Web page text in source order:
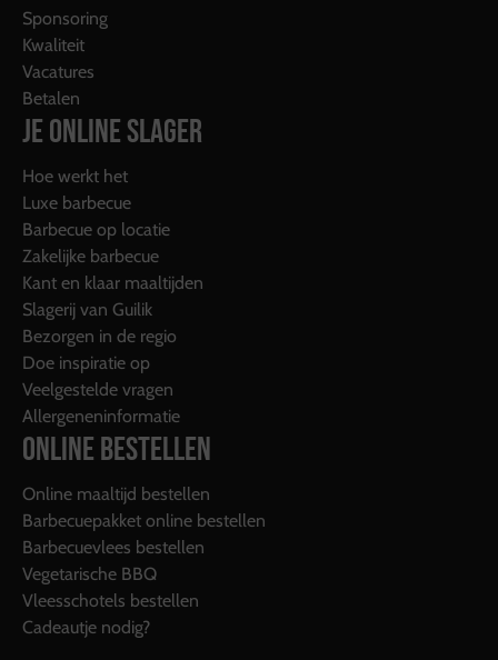
Sponsoring
Kwaliteit
Vacatures
Betalen
JE ONLINE SLAGER
Hoe werkt het
Luxe barbecue
Barbecue op locatie
Zakelijke barbecue
Kant en klaar maaltijden
Slagerij van Guilik
Bezorgen in de regio
Doe inspiratie op
Veelgestelde vragen
Allergeneninformatie
ONLINE BESTELLEN
Online maaltijd bestellen
Barbecuepakket online bestellen
Barbecuevlees bestellen
Vegetarische BBQ
Vleesschotels bestellen
Cadeautje nodig?